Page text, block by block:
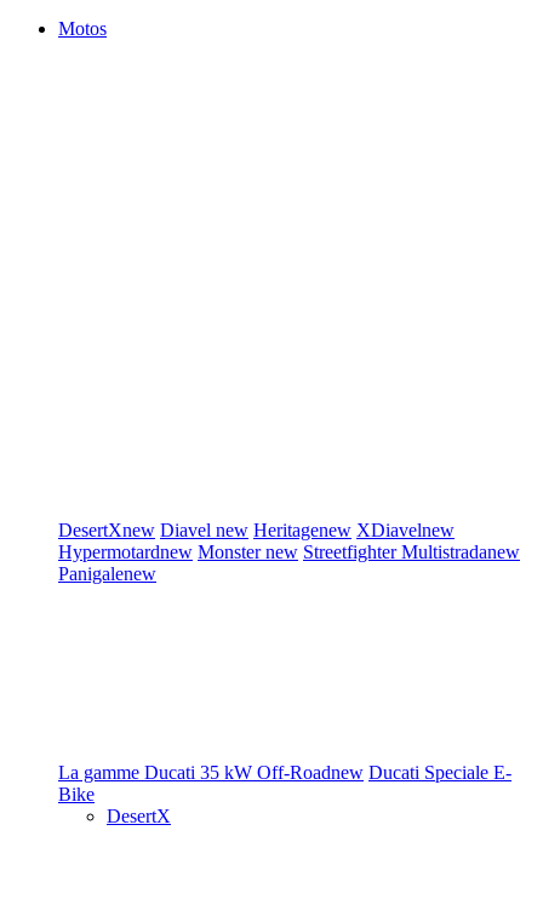
Motos
DesertXnew Diavel new Heritagenew XDiavelnew
Hypermotardnew Monsternew StreetfighterMultistradanew
Panigalenew
La gamme Ducati 35 kW Off-Roadnew Ducati Speciale E-
Bike
DesertX